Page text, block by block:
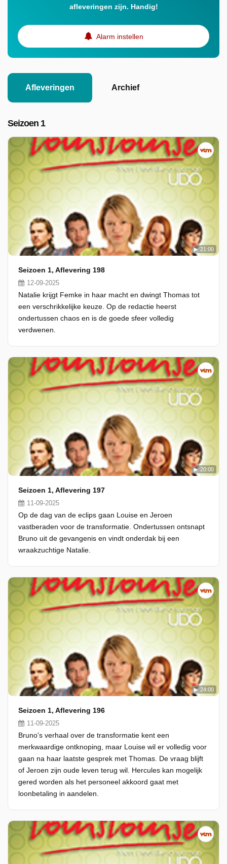
afleveringen zijn. Handig!
Alarm instellen
Afleveringen Archief
Seizoen 1
21:00
Seizoen 1, Aflevering 198
12-09-2025
Natalie krijgt Femke in haar macht en dwingt Thomas tot
een verschrikkelijke keuze. Op de redactie heerst
ondertussen chaos en is de goede sfeer volledig
verdwenen.
20:00
Seizoen 1, Aflevering 197
11-09-2025
Op de dag van de eclips gaan Louise en Jeroen
vastberaden voor de transformatie. Ondertussen ontsnapt
Bruno uit de gevangenis en vindt onderdak bij een
wraakzuchtige Natalie.
24:00
Seizoen 1, Aflevering 196
11-09-2025
Bruno's verhaal over de transformatie kent een
merkwaardige ontknoping, maar Louise wil er volledig voor
gaan na haar laatste gesprek met Thomas. De vraag blijft
of Jeroen zijn oude leven terug wil. Hercules kan mogelijk
gered worden als het personeel akkoord gaat met
loonbetaling in aandelen.